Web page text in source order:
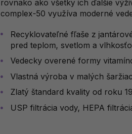
rovnako ako všetky ich ďalšie
complex-50 využíva moderné
Recyklovateľné fľaše z
pred teplom, svetlom a
Vedecky overené formy
Vlastná výroba v malých
Zlatý štandard kvality od roku
USP filtrácia vody, HEPA